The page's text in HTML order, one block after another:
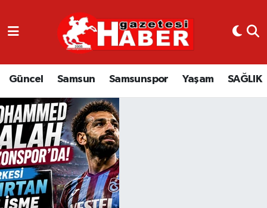
Güncel Samsun Samsunspor Yaşam SAĞLIK
GÜNCEL
SAMSUN
SAMSUNSPOR
EKONOMİ
YAŞAM